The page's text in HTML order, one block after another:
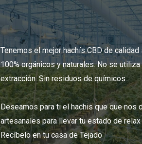
Tenemos el mejor hachís CBD de
100% orgánicos y naturales. No se
extracción. Sin residuos de químicos.
Deseamos para ti el hachis que que nos
artesanales para llevar tu estado de
Recíbelo en tu casa de Tejado